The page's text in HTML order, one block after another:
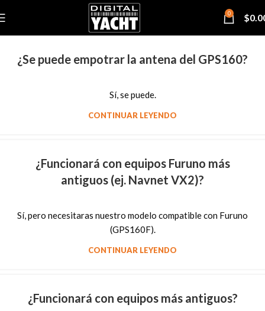
0 $
¿Se puede empotrar la antena del GPS160?
Sí, se puede.
CONTINUAR LEYENDO
¿Funcionará con equipos Furuno más
antiguos (ej. Navnet VX2)?
Sí, pero necesitaras nuestro modelo compatible con Furuno
(GPS160F).
CONTINUAR LEYENDO
¿Funcionará con equipos más antiguos?